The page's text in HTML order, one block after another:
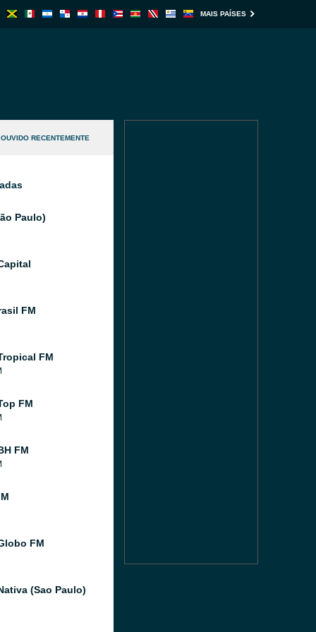
MAIS PAÍSES
OUVIDO RECENTEMENTE
Paulo)
FM
FM
FM
FM
FM
(Sao Paulo)